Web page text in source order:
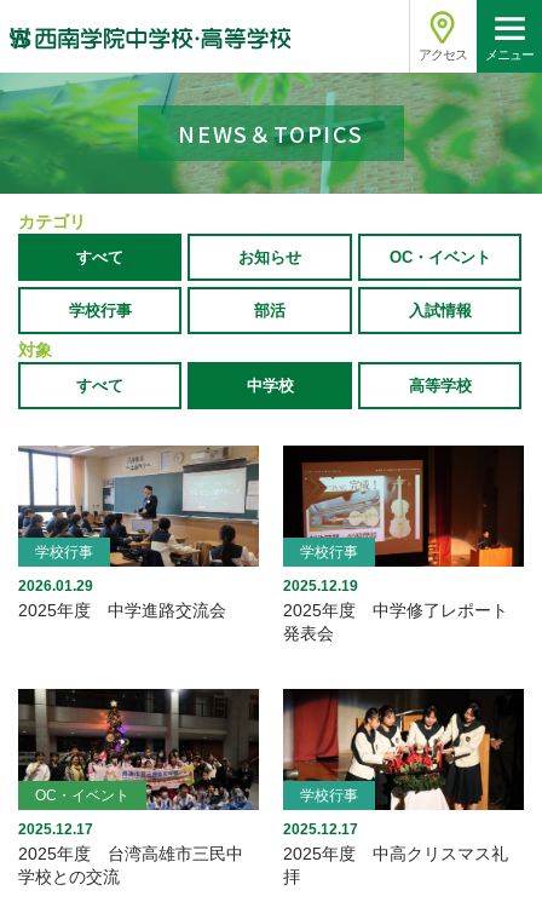
アクセス メニュー
NEWS＆TOPICS
カテゴリ
すべて お知らせ OC・イベント
学校行事 部活 入試情報
対象
すべて 中学校 高等学校
学校行事
2026.01.29
2025年度 中学進路交流会
学校行事
2025.12.19
2025年度 中学修了レポート
発表会
OC・イベント
2025.12.17
2025年度 台湾高雄市三民中
学校との交流
学校行事
2025.12.17
2025年度 中高クリスマス礼
拝